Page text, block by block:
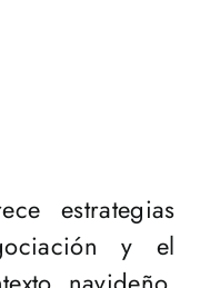
estrategias
y el